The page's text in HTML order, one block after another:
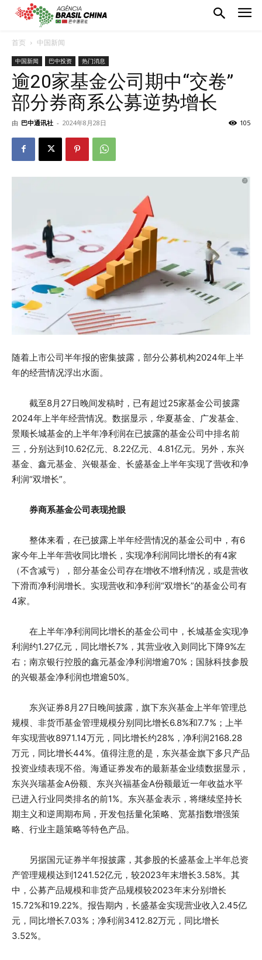
首页 中国新闻
中国新闻 巴中投资 热门消息
逾20家基金公司期中“交卷”
部分券商系公募逆势增长
由 巴中通讯社 - 2024年8月28日 105
随着上市公司半年报的密集披露，部分公募机构2024年上半
年的经营情况浮出水面。
截至8月27日晚间发稿时，已有超过25家基金公司披露
2024年上半年经营情况。数据显示，华夏基金、广发基金、
景顺长城基金的上半年净利润在已披露的基金公司中排名前
三，分别达到10.62亿元、8.22亿元、4.81亿元。另外，东兴
基金、鑫元基金、兴银基金、长盛基金上半年实现了营收和净
利润“双增长”。
券商系基金公司表现抢眼
整体来看，在已披露上半年经营情况的基金公司中，有6
家今年上半年营收同比增长，实现净利润同比增长的有4家
（不含减亏），部分基金公司存在增收不增利情况，或是营收
下滑而净利润增长。实现营收和净利润“双增长”的基金公司有
4家。
在上半年净利润同比增长的基金公司中，长城基金实现净
利润约1.27亿元，同比增长7%，其营业收入则同比下降9%左
右；南京银行控股的鑫元基金净利润增逾70%；国脉科技参股
的兴银基金净利润也增逾50%。
东兴证券8月27日晚间披露，旗下东兴基金上半年管理总
规模、非货币基金管理规模分别同比增长6.8%和7.7%；上半
年实现营收8971.14万元，同比增长约28%，净利润2168.28
万元，同比增长44%。值得注意的是，东兴基金旗下多只产品
投资业绩表现不俗。海通证券发布的最新基金业绩数据显示，
东兴兴瑞基金A份额、东兴兴福基金A份额最近一年收益水平
已进入行业同类排名的前1%。东兴基金表示，将继续坚持长
期主义和逆周期布局，开发包括量化策略、宽基指数增强策
略、行业主题策略等特色产品。
另据国元证券半年报披露，其参股的长盛基金上半年总资
产管理规模达到1241.52亿元，较2023年末增长3.58%。其
中，公募产品规模和非货产品规模较2023年末分别增长
15.72%和19.22%。报告期内，长盛基金实现营业收入2.45亿
元，同比增长7.03%；净利润3412.82万元，同比增长
3.52%。